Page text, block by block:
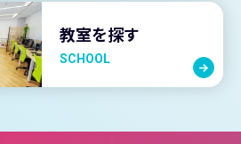
教室を探す
SCHOOL